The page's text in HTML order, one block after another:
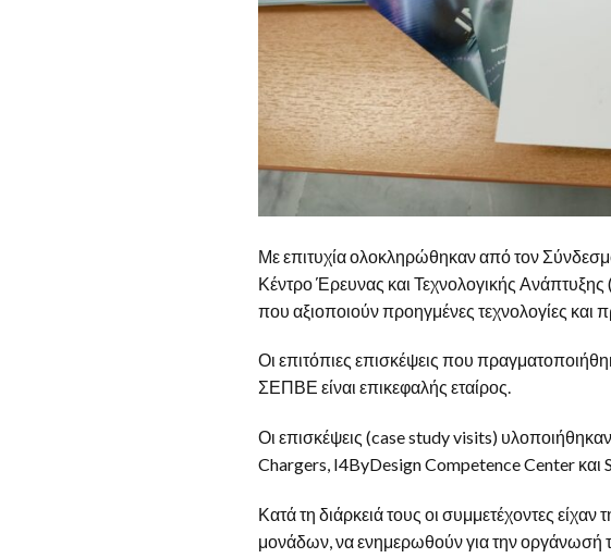
Με επιτυχία ολοκληρώθηκαν από τον
Κέντρο Έρευνας και Τεχνολογικής
που αξιοποιούν προηγμένες τεχνολογίες και
Οι επιτόπιες επισκέψεις που
ΣΕΠΒΕ είναι επικεφαλής εταίρος.
Οι επισκέψεις (case study visits)
Chargers, I4ByDesign Competence Center και
Κατά τη διάρκειά τους οι συμμετέχοντες
μονάδων, να ενημερωθούν για την οργάνωσή